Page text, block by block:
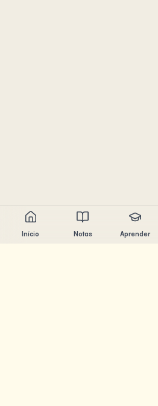
Início Notas Aprender